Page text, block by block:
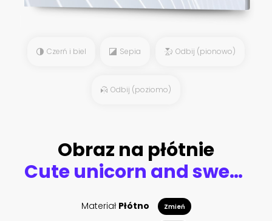
Czerń i biel Sepia Odbij (pionowo)
Odbij (poziomo)
Obraz na płótnie
Cute unicorn and sweets seamless vector pattern
Materiał Płótno Zmień